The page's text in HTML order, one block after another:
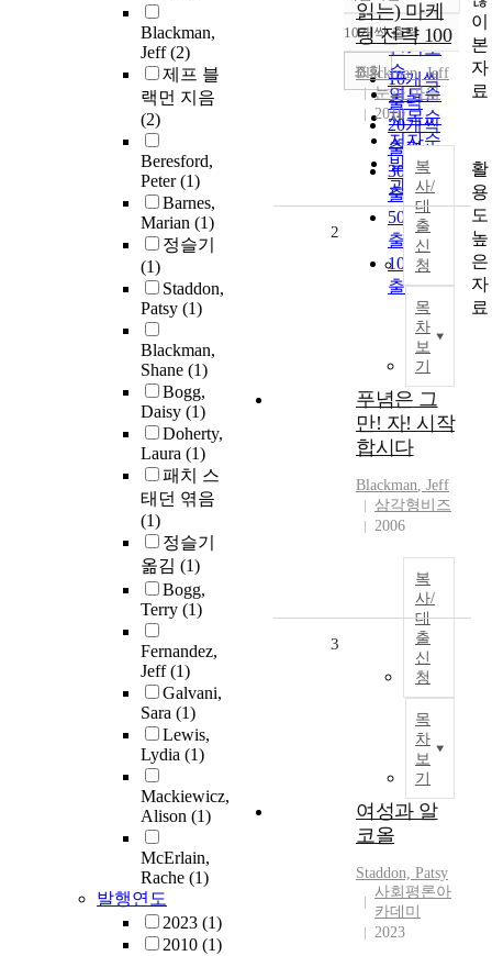
Blackman,
Jeff(2)
제프 블
랙먼 지음
(2)
Beresford,
Peter(1)
Barnes,
Marian (1)
정슬기
(1)
Staddon,
Patsy (1)
Blackman,
Shane (1)
Bogg,
Daisy (1)
Doherty,
Laura (1)
패치 스
태던 엮음
(1)
정슬기
옮김 (1)
Bogg,
Terry (1)
Fernandez,
Jeff(1)
Galvani,
Sara (1)
Lewis,
Lydia (1)
Mackiewicz,
Alison (1)
McErlain,
Rache (1)
발행연도
2023 (1)
2010 (1)
순
인기도
순
연도순
제목순
저자순
발행기
관순
내림차순
10개씩 출력
10개씩
출력
20개씩
출력
30개씩
출력
50개씩
출력
100개씩
출력
조회
읽는) 마케
팅 전략 100
Blackman,Jeff
눈과 마음
2010
복
사/
대
출
신
청
목
차
보
기
2
푸념은 그
만! 자! 시작
합시다
Blackman, Jeff
삼각형비즈
2006
복
사/
대
출
신
청
목
차
보
기
3
여성과 알
코올
Staddon, Patsy
사회평론아
카데미
2023
이
본
자
료
활
용
도
높
은
자
료